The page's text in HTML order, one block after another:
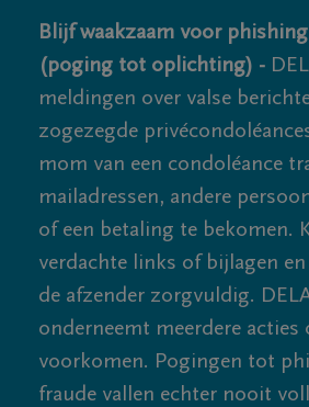
Blijf waakzaam voor
(poging tot oplichting) -
meldingen over valse
zogezegde
mom van een condoléance
mailadressen, andere
of een betaling te bekomen.
verdachte links of bijlagen
de afzender zorgvuldig.
onderneemt meerdere
voorkomen. Pogingen tot
fraude vallen echter nooit